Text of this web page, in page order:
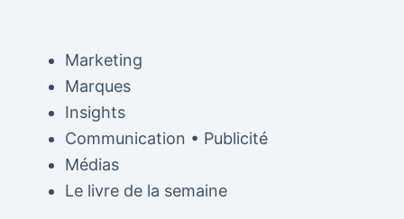
Marketing
Marques
Insights
Communication • Publicité
Médias
Le livre de la semaine